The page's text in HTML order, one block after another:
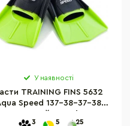
У наявності
TRAINING FINS 5632
Speed 137-38-37-38
3 5 25